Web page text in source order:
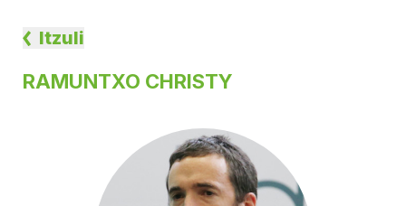
Itzuli
RAMUNTXO CHRISTY